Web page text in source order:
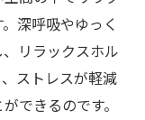
深呼吸やゆっく
リラックスホル
ストレスが軽減
できるのです。